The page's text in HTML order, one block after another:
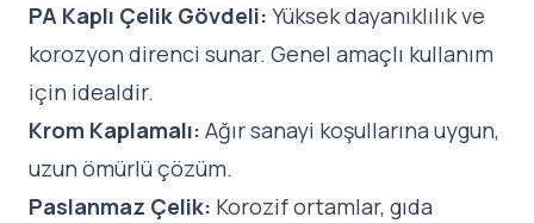
PA Kaplı Çelik Gövdeli: Yüksek dayanıklılık ve
korozyon direnci sunar. Genel amaçlı kullanım
için idealdir.
Krom Kaplamalı: Ağır sanayi koşullarına uygun,
uzun ömürlü çözüm.
Paslanmaz Çelik: Korozif ortamlar, gıda